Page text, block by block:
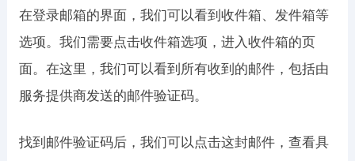
在登录邮箱的界面，我们可以看到收件箱、发件箱等
选项。我们需要点击收件箱选项，进入收件箱的页
面。在这里，我们可以看到所有收到的邮件，包括由
服务提供商发送的邮件验证码。
找到邮件验证码后，我们可以点击这封邮件，查看具